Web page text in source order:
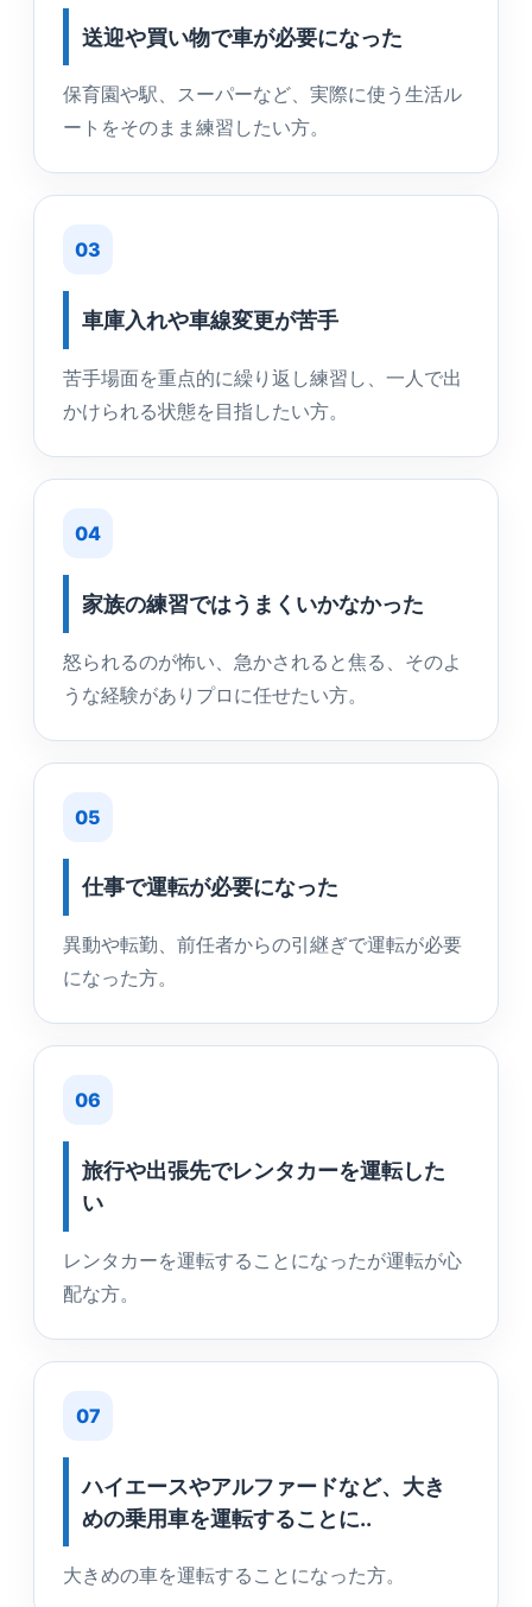
送迎や買い物で車が必要になった
保育園や駅、スーパーなど、実際に使う生活ル
ートをそのまま練習したい方。
03
車庫入れや車線変更が苦手
苦手場面を重点的に繰り返し練習し、一人で出
かけられる状態を目指したい方。
04
家族の練習ではうまくいかなかった
怒られるのが怖い、急かされると焦る、そのよ
うな経験がありプロに任せたい方。
05
仕事で運転が必要になった
異動や転勤、前任者からの引継ぎで運転が必要
になった方。
06
旅行や出張先でレンタカーを運転した
い
レンタカーを運転することになったが運転が心
配な方。
07
ハイエースやアルファードなど、大き
めの乗用車を運転することに..
大きめの車を運転することになった方。